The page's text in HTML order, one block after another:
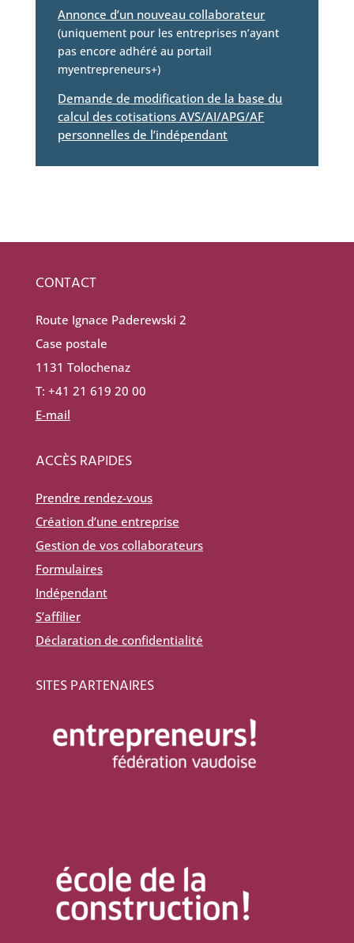
Annonce d’un nouveau collaborateur
(uniquement pour les entreprises n’ayant
pas encore adhéré au portail
myentrepreneurs+)
Demande de modification de la base du
calcul des cotisations AVS/AI/APG/AF
personnelles de l’indépendant
CONTACT
Route Ignace Paderewski 2
Case postale
1131 Tolochenaz
T: +41 21 619 20 00
E-mail
ACCÈS RAPIDES
Prendre rendez-vous
Création d’une entreprise
Gestion de vos collaborateurs
Formulaires
Indépendant
S’affilier
Déclaration de confidentialité
SITES PARTENAIRES